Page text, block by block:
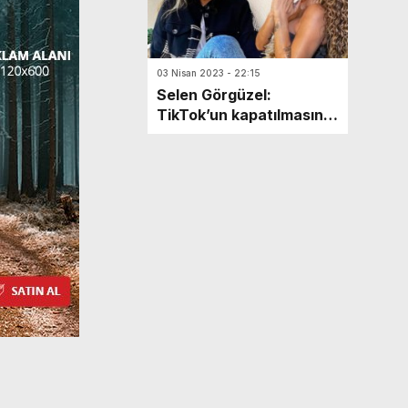
03 Nisan 2023 - 22:15
Selen Görgüzel:
TikTok’un kapatılmasını